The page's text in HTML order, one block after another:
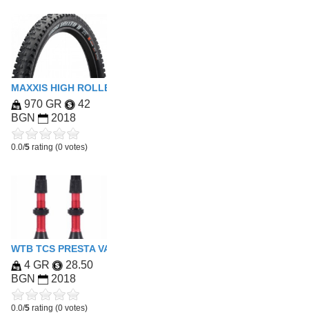
MAXXIS HIGH ROLLER II 27.5X2.60WT EXO/TR
970 GR
42
BGN
2018
0.0/5 rating (0 votes)
WTB TCS PRESTA VALVE - PAIR
4 GR
28.50
BGN
2018
0.0/5 rating (0 votes)